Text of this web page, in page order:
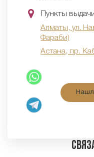
Пункты
Алматы, ул.
Фараби)
Астана, пр.